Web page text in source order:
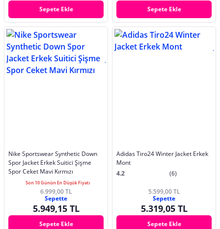
Sepete Ekle Sepete Ekle
Nike Sportswear Synthetic Down
Spor Jacket Erkek Suitici Şişme
Spor Ceket Mavi Kırmızı
Son 10 Günün En Düşük Fiyatı
6.999,00 TL
Sepette
5.949,15 TL
Sepete Ekle
Adidas Tiro24 Winter Jacket Erkek
Mont
4.2
(6)
5.599,00 TL
Sepette
5.319,05 TL
Sepete Ekle